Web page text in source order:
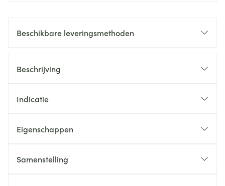
Beschikbare leveringsmethoden
Beschrijving
Indicatie
Eigenschappen
Samenstelling